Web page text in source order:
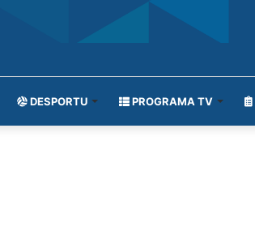
DESPORTU PROGRAMA TV